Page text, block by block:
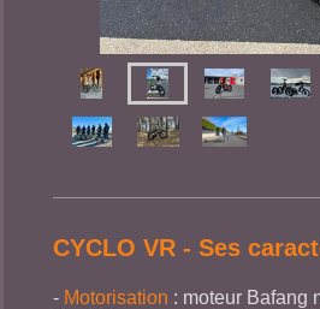
CYCLO VR - Ses
- Motorisation : moteur Bafang